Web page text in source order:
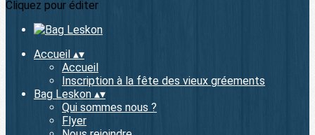
Cliquez pour éditer
Accueil ▴▾
Accueil
Inscription à la fête des vieux gréements
Bag Leskon ▴▾
Qui sommes nous ?
Flyer